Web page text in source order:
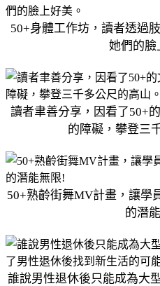
50+身體工作坊，讀者透過
她們的臉
讀者聿善分享，因看了50+
的障礙，攀登三
50+熟齡街舞MV計畫，讓學
的潛
誰說男性退休後只能成為大